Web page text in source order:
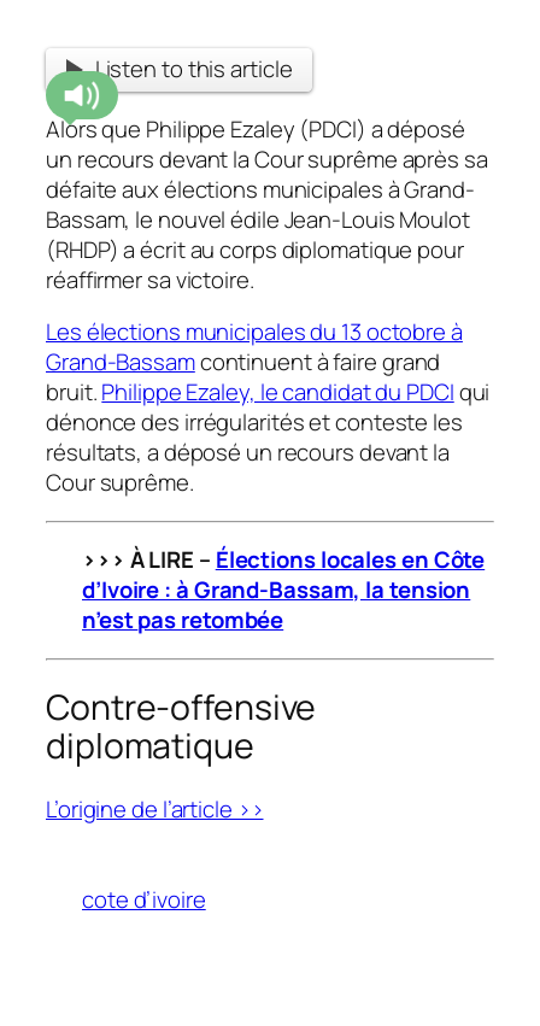
Listen to this article
Alors que Philippe Ezaley (PDCI) a déposé
un recours devant la Cour suprême après sa
défaite aux élections municipales à Grand-
Bassam, le nouvel édile Jean-Louis Moulot
(RHDP) a écrit au corps diplomatique pour
réaffirmer sa victoire.
Les élections municipales du 13 octobre à
Grand-Bassamcontinuent à faire grand
bruit.Philippe Ezaley, le candidat du PDCIqui
dénonce des irrégularités et conteste les
résultats, a déposé un recours devant la
Cour suprême.
>>> À LIRE – Élections locales en Côte
d’Ivoire : à Grand-Bassam, la tension
n’estpas retombée
Contre-offensive
diplomatique
L’origine de l’article >>
cote d’ivoire